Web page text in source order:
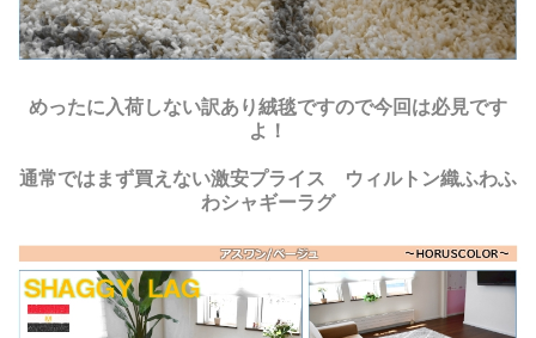
めったに入荷しない訳あり絨毯ですので今回は必見です
よ！
通常ではまず買えない激安プライス ウィルトン織ふわふ
わシャギーラグ